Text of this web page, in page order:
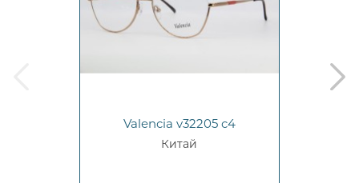
Valencia v32205 c4
Китай
next